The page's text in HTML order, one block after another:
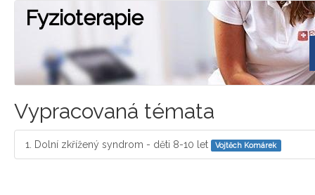
Fyzioterapie
Vypracovaná témata
Dolní zkřížený syndrom - děti 8-10 let Vojtěch Komárek